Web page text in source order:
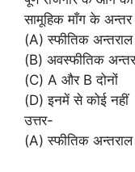
सामूहिक माँग के
(A) स्फीतिक अन्तराल
(B) अवस्फीतिक
(C) A और B दोनों
(D) इनमें से कोई नहीं
उत्तर-
(A) स्फीतिक अन्तराल